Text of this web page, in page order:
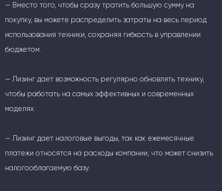
— Вместо того, чтобы сразу тратить большую сумму на
покупку, вы можете распределить затраты на весь период
использования техники, сохраняя гибкость в управлении
бюджетом.
— Лизинг дает возможность регулярно обновлять технику,
чтобы работать на самых эффективных и современных
моделях.
— Лизинг дает налоговые выгоды, так как ежемесячные
платежи относятся на расходы компании, что может снизить
налогооблагаемую базу.